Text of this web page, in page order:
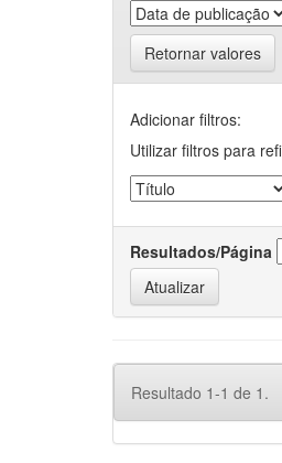
Retornar valores
Adicionar filtros:
Utilizar filtros para
Resultados/Página
Resultado 1-1 de 1.